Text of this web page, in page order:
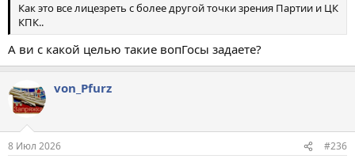
Как это все лицезреть с более другой точки зрения Партии и ЦК
КПК..
А ви с какой целью такие вопГосы задаете?
von_Pfurz
8 Июл 2026 #236